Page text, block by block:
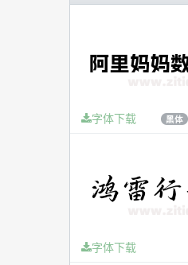
字体下载 黑体
字体下载